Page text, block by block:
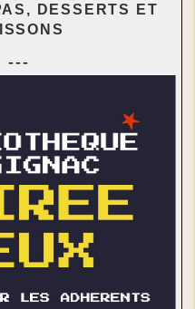
DESSERTS ET
---